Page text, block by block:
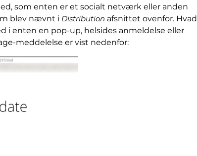
som enten er et socialt netværk eller anden
blev nævnt i Distribution afsnittet ovenfor. Hvad
i enten en pop-up, helsides anmeldelse eller
meddelelse er vist nedenfor: